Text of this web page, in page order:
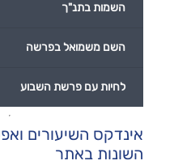
אינדקס השיעורים
השונות באתר
השמות בתנ"ך
השם משמואל בפרשה
לחיות עם פרשת השבוע